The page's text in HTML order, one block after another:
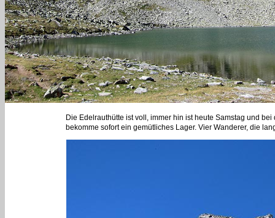
Die Edelrauthütte ist voll, immer hin ist heute Samstag und
bekomme sofort ein gemütliches Lager. Vier Wanderer, die